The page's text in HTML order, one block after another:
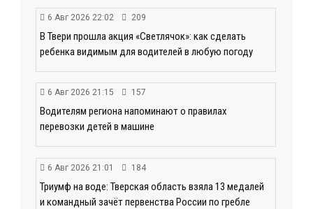
6 Авг 2026 22:02 209
В Твери прошла акция «Светлячок»: как сделать
ребенка видимым для водителей в любую погоду
6 Авг 2026 21:15 157
Водителям региона напоминают о правилах
перевозки детей в машине
6 Авг 2026 21:01 184
Триумф на воде: Тверская область взяла 13 медалей
и командный зачёт первенства России по гребле